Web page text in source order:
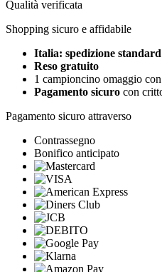
Qualità verificata
Shopping sicuro e affidabile
Italia: spedizione
Reso gratuito
1 campioncino omaggio
Pagamento sicuro con
Pagamento sicuro attraverso
Contrassegno
Bonifico anticipato